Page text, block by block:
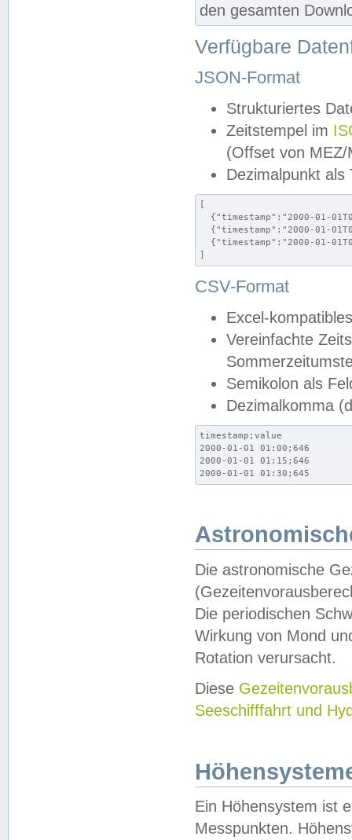
den gesamten
Verfügbare
JSON-Format
Strukturiertes
Zeitstempel im
(Offset von MEZ/
Dezimalpunkt als
[
{"timestamp":"2000-01-
{"timestamp":"2000-01-
{"timestamp":"2000-01-
]
CSV-Format
Excel-
Vereinfachte
Semikolon als
Dezimalkomma
timestamp;value
2000-01-01 01:00;646
2000-01-01 01:15;646
2000-01-01 01:30;645
Die astronomische
Die periodischen
Wirkung von Mond
Rotation verursacht.
Diese
Seeschifffahrt und
Ein Höhensystem ist
Messpunkten.